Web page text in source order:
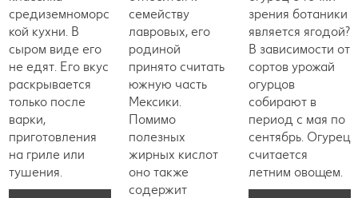
средиземноморс
кой кухни. В
сыром виде его
не едят. Его вкус
раскрывается
только после
варки,
приготовления
на гриле или
тушения.
семейству
лавровых, его
родиной
принято считать
южную часть
Мексики.
Помимо
полезных
жирных кислот
оно также
содержит
зрения ботаники
является ягодой?
В зависимости от
сортов урожай
огурцов
собирают в
период с мая по
сентябрь. Огурец
считается
летним овощем.